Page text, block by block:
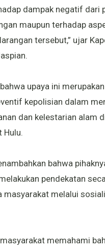
dampak negatif dari
maupun terhadap
tersebut,” ujar
upaya ini
kepolisian dalam
dan kelestarian alam
Hulu.
bahwa
pendekatan
masyarakat melalui
memahami